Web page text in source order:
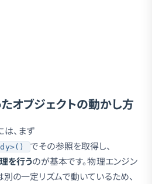
オブジェクトの動かし方
、まず
でその参照を取得し、
を行うのが基本です。物理エンジン
別の一定リズムで動いているため、